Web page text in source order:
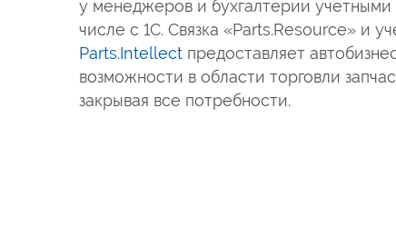
у менеджеров и бухгалтерии
числе с 1С. Связка «Parts.Resource» и
Parts.Intellect предоставляет
возможности в области торговли
закрывая все потребности.